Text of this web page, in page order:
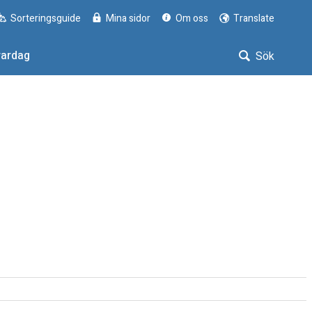
Sorteringsguide Mina sidor Om oss Translate
Sök